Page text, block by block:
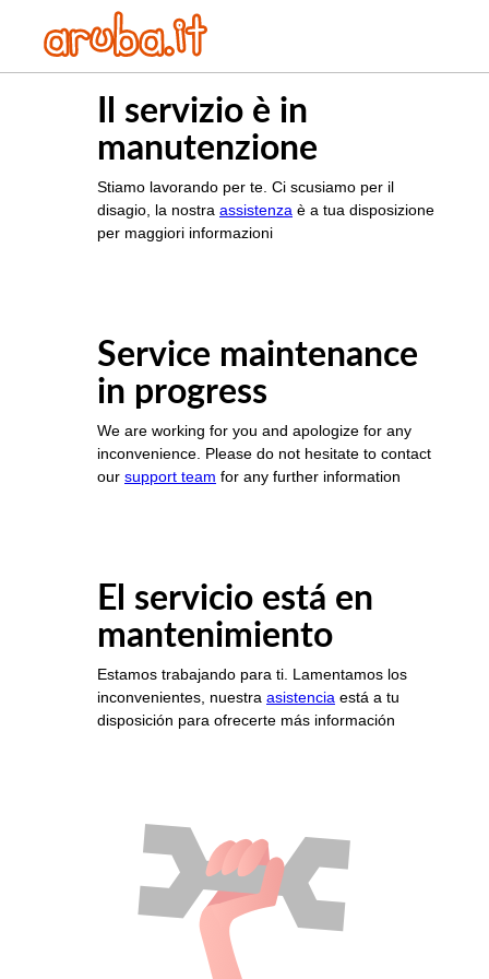
Il servizio è in
manutenzione
Stiamo lavorando per te. Ci scusiamo per il
disagio, la nostra assistenza è a tua disposizione
per maggiori informazioni
Service maintenance
in progress
We are working for you and apologize for any
inconvenience. Please do not hesitate to contact
our support team for any further information
El servicio está en
mantenimiento
Estamos trabajando para ti. Lamentamos los
inconvenientes, nuestra asistencia está a tu
disposición para ofrecerte más información